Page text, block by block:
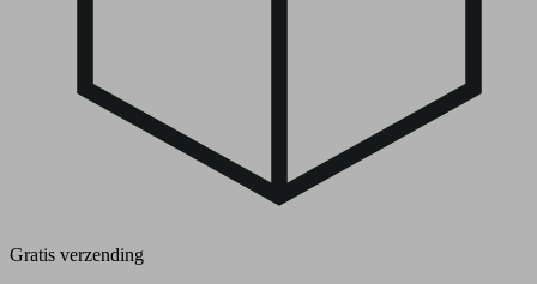
Gratis verzending